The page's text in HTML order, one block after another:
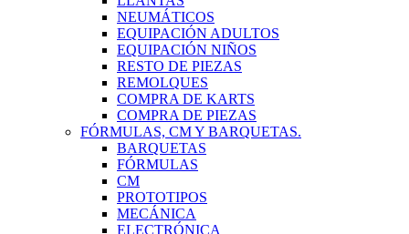
NEUMÁTICOS
EQUIPACIÓN ADULTOS
EQUIPACIÓN NIÑOS
RESTO DE PIEZAS
REMOLQUES
COMPRA DE KARTS
COMPRA DE PIEZAS
FÓRMULAS, CM Y BARQUETAS.
BARQUETAS
FÓRMULAS
CM
PROTOTIPOS
MECÁNICA
ELECTRÓNICA